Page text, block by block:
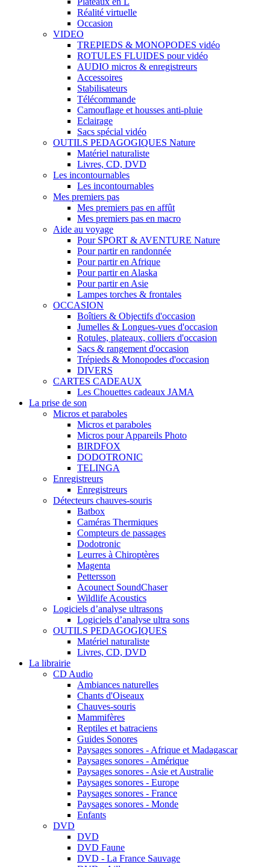
Réalité virtuelle
Occasion
VIDEO
TREPIEDS & MONOPODES vidéo
ROTULES FLUIDES pour vidéo
AUDIO micros & enregistreurs
Accessoires
Stabilisateurs
Télécommande
Camouflage et housses anti-pluie
Eclairage
Sacs spécial vidéo
OUTILS PEDAGOGIQUES Nature
Matériel naturaliste
Livres, CD, DVD
Les incontournables
Les incontournables
Mes premiers pas
Mes premiers pas en affût
Mes premiers pas en macro
Aide au voyage
Pour SPORT & AVENTURE Nature
Pour partir en randonnée
Pour partir en Afrique
Pour partir en Alaska
Pour partir en Asie
Lampes torches & frontales
OCCASION
Boîtiers & Objectifs d'occasion
Jumelles & Longues-vues d'occasion
Rotules, plateaux, colliers d'occasion
Sacs & rangement d'occasion
Trépieds & Monopodes d'occasion
DIVERS
CARTES CADEAUX
Les Chouettes cadeaux JAMA
La prise de son
Micros et paraboles
Micros et paraboles
Micros pour Appareils Photo
BIRDFOX
DODOTRONIC
TELINGA
Enregistreurs
Enregistreurs
Détecteurs chauves-souris
Batbox
Caméras Thermiques
Compteurs de passages
Dodotronic
Leurres à Chiroptères
Magenta
Pettersson
Acounect SoundChaser
Wildlife Acoustics
Logiciels d’analyse ultrasons
Logiciels d’analyse ultra sons
OUTILS PEDAGOGIQUES
Matériel naturaliste
Livres, CD, DVD
La librairie
CD Audio
Ambiances naturelles
Chants d'Oiseaux
Chauves-souris
Mammifères
Reptiles et batraciens
Guides Sonores
Paysages sonores - Afrique et Madagascar
Paysages sonores - Amérique
Paysages sonores - Asie et Australie
Paysages sonores - Europe
Paysages sonores - France
Paysages sonores - Monde
Enfants
DVD
DVD
DVD Faune
DVD - La France Sauvage